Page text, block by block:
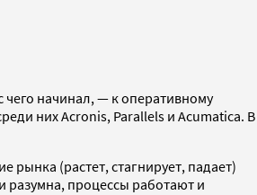
чего начинал, — к оперативному
них Acronis, Parallels и Acumatica. В
(растет, стагнирует, падает)
разумна, процессы работают и